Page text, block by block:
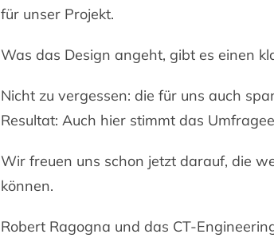
für unser Projekt.
Was das Design angeht, gibt es einen
Nicht zu vergessen: die für uns auch
Resultat: Auch hier stimmt das
Wir freuen uns schon jetzt darauf, die
können.
Robert Ragogna und das CT-